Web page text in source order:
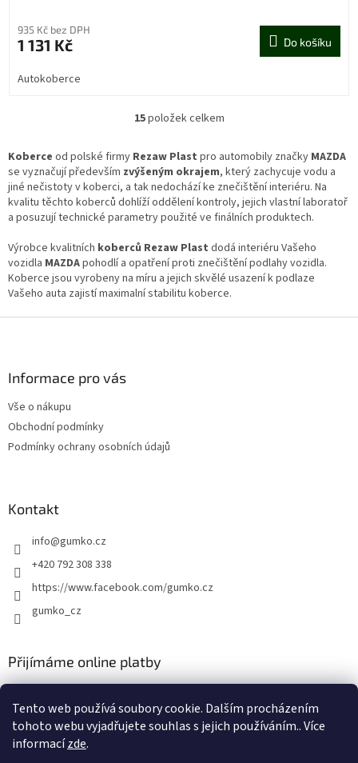
Tento web používá soubory cookie. Dalším procházením
tohoto webu vyjadřujete souhlas s jejich používáním.. Více
informacízde.
935 Kč bez DPH
1 131 Kč Do košíku
Autokoberce
O
l
á
d
a
c
p
r
v
k
v
15položek celkem
Koberce od polské firmy Rezaw Plast pro automobily značky MAZDA
se vyznačují především zvýšeným okrajem, který zachycuje vodu a
jiné nečistoty v koberci, a tak nedochází ke znečištění interiéru. Na
kvalitu těchto koberců dohlíží oddělení kontroly, jejich vlastní laboratoř
a posuzují technické parametry použité ve finálních produktech.
Výrobce kvalitních koberců Rezaw Plast dodá interiéru Vašeho
vozidla MAZDApohodlí a opatření proti znečištění podlahy vozidla.
Koberce jsou vyrobeny na míru a jejich skvělé usazení k podlaze
Vašeho auta zajistí maximalní stabilitu koberce.
Informace pro vás
Vše o nákupu
Obchodní podmínky
Podmínky ochrany osobních údajů
Kontakt
info@gumko.cz
+420 792 308 338
https://www.facebook.com/gumko.cz
gumko_cz
Přijímáme online platby